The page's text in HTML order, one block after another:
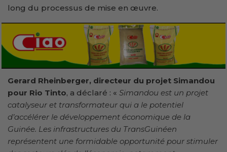
long du processus de mise en œuvre.
Gerard Rheinberger, directeur du projet Simandou
pour Rio Tinto, a déclaré : « Simandou est un projet
catalyseur et transformateur qui a le potentiel
d’accélérer le développement économique de la
Guinée. Les infrastructures du TransGuinéen
représentent une formidable opportunité pour stimuler